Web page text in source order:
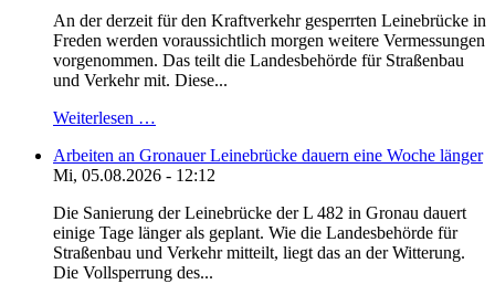
An der derzeit für den Kraftverkehr gesperrten Leinebrücke in
Freden werden voraussichtlich morgen weitere Vermessungen
vorgenommen. Das teilt die Landesbehörde für Straßenbau
und Verkehr mit. Diese...
Weiterlesen …
Arbeiten an Gronauer Leinebrücke dauern eine Woche länger
Mi, 05.08.2026 - 12:12
Die Sanierung der Leinebrücke der L 482 in Gronau dauert
einige Tage länger als geplant. Wie die Landesbehörde für
Straßenbau und Verkehr mitteilt, liegt das an der Witterung.
Die Vollsperrung des...